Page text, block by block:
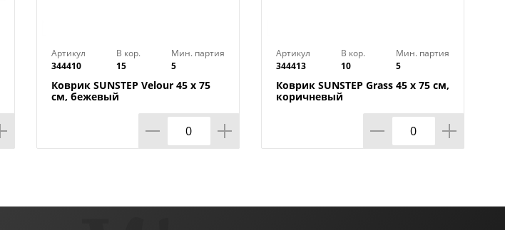
Артикул
344410
В кор.
15
Мин. партия
5
Коврик SUNSTEP Velour 45 х 75
см, бежевый
Артикул
344413
В кор.
10
Мин. партия
5
Коврик SUNSTEP Grass 45 х 75 см,
коричневый